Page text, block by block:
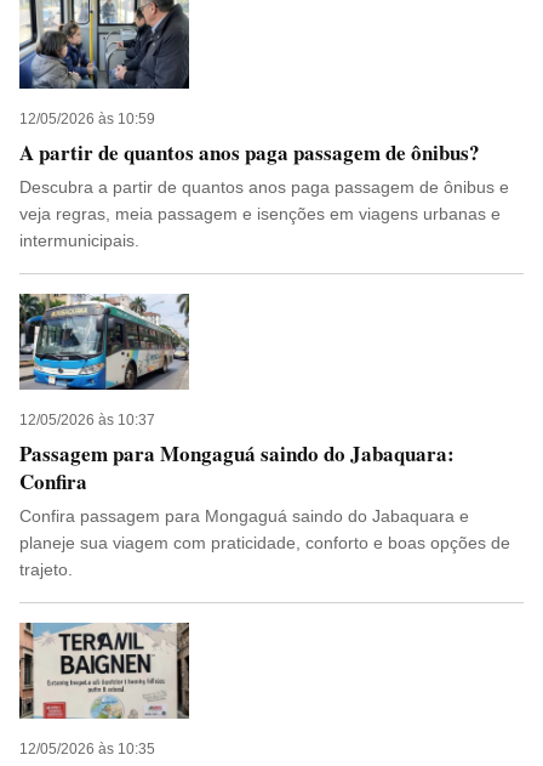
12/05/2026 às 10:59
A partir de quantos anos paga passagem de ônibus?
Descubra a partir de quantos anos paga passagem de ônibus e
veja regras, meia passagem e isenções em viagens urbanas e
intermunicipais.
12/05/2026 às 10:37
Passagem para Mongaguá saindo do Jabaquara:
Confira
Confira passagem para Mongaguá saindo do Jabaquara e
planeje sua viagem com praticidade, conforto e boas opções de
trajeto.
12/05/2026 às 10:35